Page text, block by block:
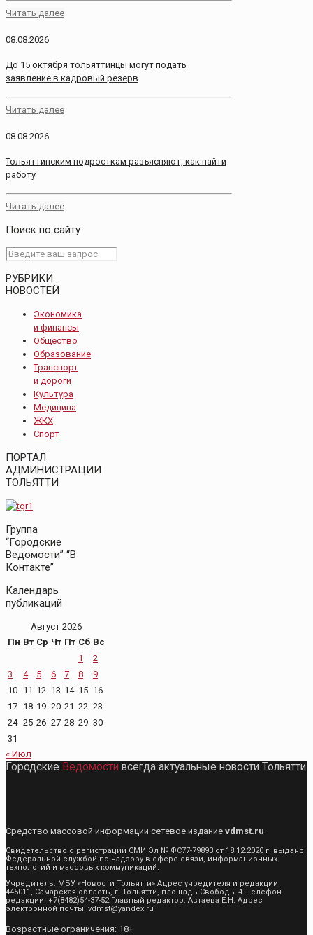
Читать далее
08.08.2026
До 15 октября тольяттинцы могут подать
заявление в кадровый резерв
Читать далее
08.08.2026
Тольяттинским подросткам разъясняют, как найти
работу
Читать далее
Поиск по сайту
РУБРИКИ
НОВОСТЕЙ
Экономика
и финансы
Общество
Образование
Транспорт
и дороги
Культура
Медицина
ЖКХ
Спорт
ПОРТАЛ
АДМИНИСТРАЦИИ
ТОЛЬЯТТИ
Группа
“Городские
Ведомости” “В
Контакте”
Календарь
публикаций
Август 2026
Пн Вт Ср Чт Пт Сб Вс
1
2
3
4 5 6 7 8
9
10 11 12 13 14 15 16
17 18 19 20 21 22 23
24 25 26 27 28 29 30
31
« Июл
Городские Ведомости всегда актуальные новости Тольятти
Средство массовой информации сетевое издание vdmst.ru
Свидетельство о регистрации СМИ Эл № ФС77-79893 от 18.12.2020 г. выдано
Федеральной службой по надзору в сфере связи, информационных
технологий и массовых коммуникаций.
Учредитель: МБУ «Новости Тольятти» Адрес учредителя и редакции:
445011, Самарская область, г. Тольятти, площадь Свободы 4. Телефон
редакции: +7(8482)54-37-52 Главный редактор: Автаева Е.Н. Адрес
электронной почты: vdmst@yandex.ru
Возрастные ограничения: 18+